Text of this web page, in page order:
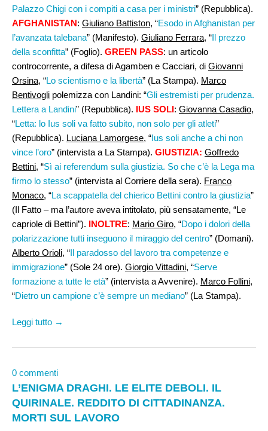
Palazzo Chigi con i compiti a casa per i ministri” (Repubblica).
AFGHANISTAN: Giuliano Battiston, “Esodo in Afghanistan per
l’avanzata talebana” (Manifesto). Giuliano Ferrara, “Il prezzo
della sconfitta” (Foglio). GREEN PASS: un articolo
controcorrente, a difesa di Agamben e Cacciari, di Giovanni
Orsina, “Lo scientismo e la libertà” (La Stampa). Marco
Bentivogli polemizza con Landini: “Gli estremisti per prudenza.
Lettera a Landini” (Repubblica). IUS SOLI: Giovanna Casadio,
“Letta: lo Ius soli va fatto subito, non solo per gli atleti”
(Repubblica). Luciana Lamorgese, “Ius soli anche a chi non
vince l’oro” (intervista a La Stampa). GIUSTIZIA: Goffredo
Bettini, “Sì ai referendum sulla giustizia. So che c’è la Lega ma
firmo lo stesso” (intervista al Corriere della sera). Franco
Monaco, “La scappatella del chierico Bettini contro la giustizia”
(Il Fatto – ma l’autore aveva intitolato, più sensatamente, “Le
capriole di Bettini”). INOLTRE: Mario Giro, “Dopo i dolori della
polarizzazione tutti inseguono il miraggio del centro” (Domani).
Alberto Orioli, “Il paradosso del lavoro tra competenze e
immigrazione” (Sole 24 ore). Giorgio Vittadini, “Serve
formazione a tutte le età” (intervista a Avvenire). Marco Follini,
“Dietro un campione c’è sempre un mediano” (La Stampa).
Leggi tutto →
0 commenti
L’ENIGMA DRAGHI. LE ELITE DEBOLI. IL
QUIRINALE. REDDITO DI CITTADINANZA.
MORTI SUL LAVORO